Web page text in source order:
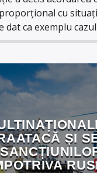
cu
dat ca exemplu
ȘI